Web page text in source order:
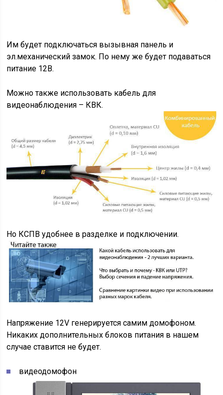
Им будет подключаться вызывная панель и
эл.механический замок. По нему же будет подаваться
питание 12В.
Можно также использовать кабель для
видеонаблюдения – КВК.
Но КСПВ удобнее в разделке и подключении.
Напряжение 12V генерируется самим домофоном.
Никаких дополнительных блоков питания в нашем
случае ставится не будет.
видеодомофон